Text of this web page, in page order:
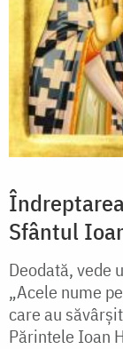
Sfântul
Deodată, vede
„Acele nume
care au
Părintele Ioan